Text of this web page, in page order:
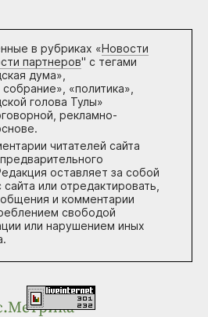
в рубриках «Новости
партнеров" с тегами
дума»,
«политика»,
голова Тулы»
рекламно-
читателей сайта
оставляет за собой
или отредактировать,
и комментарии
свободой
или нарушением иных